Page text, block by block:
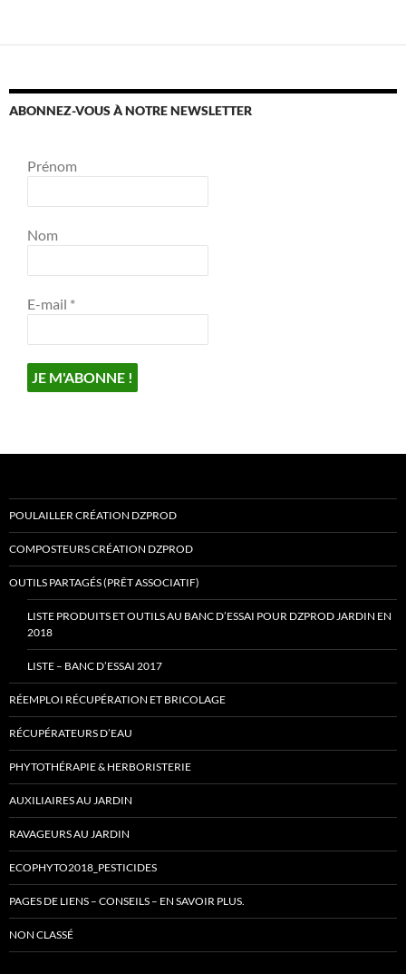
ABONNEZ-VOUS À NOTRE NEWSLETTER
Prénom
Nom
E-mail *
POULAILLER CRÉATION DZPROD
COMPOSTEURS CRÉATION DZPROD
OUTILS PARTAGÉS (PRÊT ASSOCIATIF)
LISTE PRODUITS ET OUTILS AU BANC D’ESSAI POUR DZPROD JARDIN EN
2018
LISTE – BANC D’ESSAI 2017
RÉEMPLOI RÉCUPÉRATION ET BRICOLAGE
RÉCUPÉRATEURS D’EAU
PHYTOTHÉRAPIE & HERBORISTERIE
AUXILIAIRES AU JARDIN
RAVAGEURS AU JARDIN
ECOPHYTO2018_PESTICIDES
PAGES DE LIENS – CONSEILS – EN SAVOIR PLUS.
NON CLASSÉ